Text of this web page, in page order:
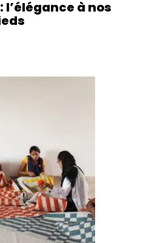
l’élégance à nos